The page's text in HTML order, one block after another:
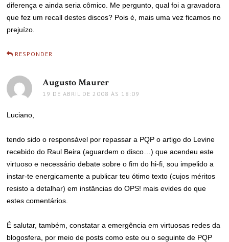
diferença e ainda seria cômico. Me pergunto, qual foi a gravadora
que fez um recall destes discos? Pois é, mais uma vez ficamos no
prejuízo.
RESPONDER
Augusto Maurer
19 DE ABRIL DE 2008 ÀS 18:09
Luciano,
tendo sido o responsável por repassar a PQP o artigo do Levine
recebido do Raul Beira (aguardem o disco…) que acendeu este
virtuoso e necessário debate sobre o fim do hi-fi, sou impelido a
instar-te energicamente a publicar teu ótimo texto (cujos méritos
resisto a detalhar) em instâncias do OPS! mais evides do que
estes comentários.
É salutar, também, constatar a emergência em virtuosas redes da
blogosfera, por meio de posts como este ou o seguinte de PQP